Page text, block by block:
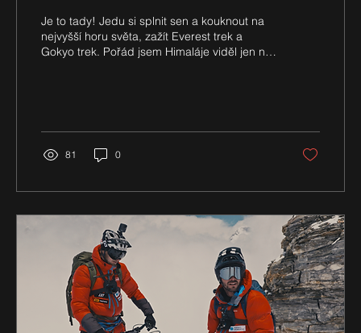
Je to tady! Jedu si splnit sen a kouknout na
nejvyšší horu světa, zažít Everest trek a
Gokyo trek. Pořád jsem Himaláje viděl jen na
81 0